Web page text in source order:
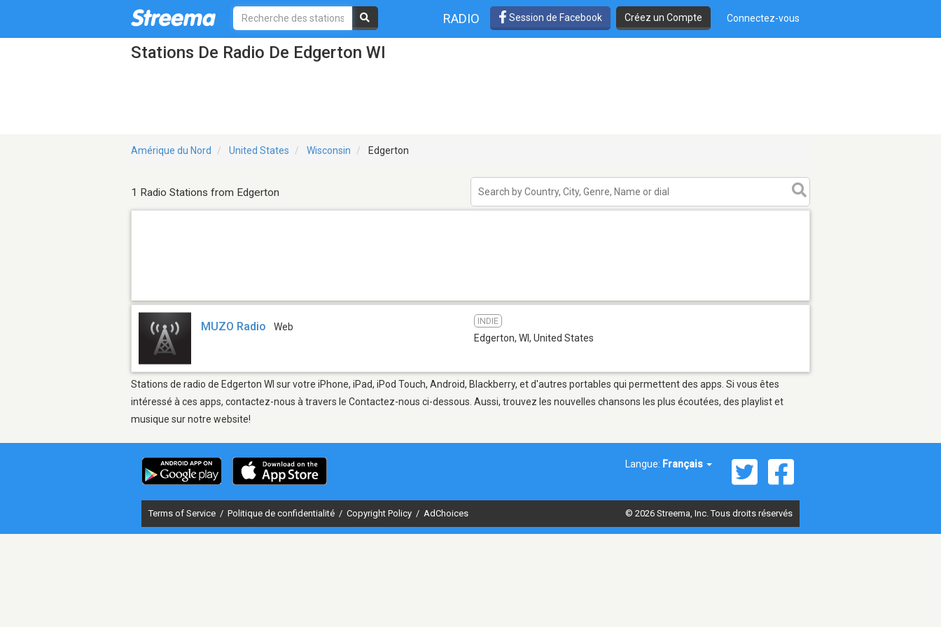
RADIO Session de Facebook Créez un Compte Connectez-vous
Stations De Radio De Edgerton WI
Amérique du Nord United States Wisconsin Edgerton
1 Radio Stations from Edgerton
MUZO Radio Web
INDIE
Edgerton, WI, United States
Stations de radio de Edgerton WI sur votre iPhone, iPad, iPod Touch, Android, Blackberry, et d'autres portables qui permettent des apps. Si vous êtes
intéressé à ces apps, contactez-nous à travers le Contactez-nous ci-dessous. Aussi, trouvez les nouvelles chansons les plus écoutées, des playlist et
musique sur notre website!
Langue: Français
Terms of Service / Politique de confidentialité / Copyright Policy / AdChoices © 2026 Streema, Inc. Tous droits réservés